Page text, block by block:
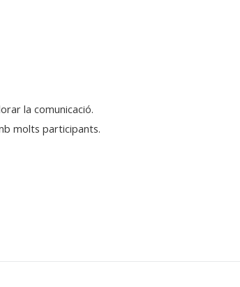
la comunicació.
molts participants.